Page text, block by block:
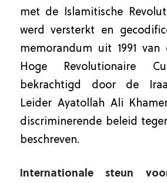
met de Islamitische
werd versterkt en
memorandum uit 1991 van
Hoge Revolutionaire
bekrachtigd door de
Leider Ayatollah Ali
discriminerende beleid
beschreven.
Internationale steun